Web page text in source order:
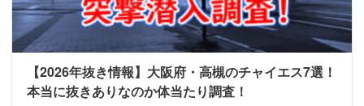
【2026年抜き情報】大阪府・高槻のチャイエス7選！
本当に抜きありなのか体当たり調査！